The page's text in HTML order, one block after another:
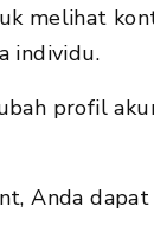
melihat
individu.
profil
Anda